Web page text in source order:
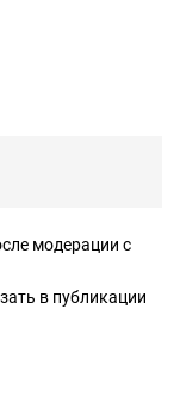
модерации с
в публикации